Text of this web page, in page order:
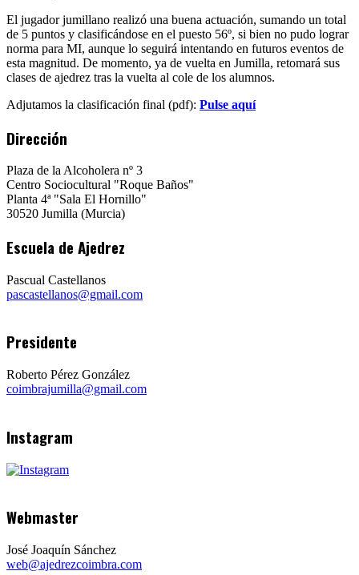
El jugador jumillano realizó una buena actuación, sumando un total
de 5 puntos y clasificándose en el puesto 56º, si bien no pudo lograr
norma para MI, aunque lo seguirá intentando en futuros eventos de
esta magnitud. De momento, ya de vuelta en Jumilla, retomará sus
clases de ajedrez tras la vuelta al cole de los alumnos.
Adjutamos la clasificación final (pdf): Pulse aquí
Dirección
Plaza de la Alcoholera nº 3
Centro Sociocultural "Roque Baños"
Planta 4ª "Sala El Hornillo"
30520 Jumilla (Murcia)
Escuela de Ajedrez
Pascual Castellanos
pascastellanos@gmail.com
Presidente
Roberto Pérez González
coimbrajumilla@gmail.com
Instagram
Webmaster
José Joaquín Sánchez
web@ajedrezcoimbra.com